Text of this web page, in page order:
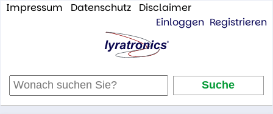
Impressum Datenschutz
Disclaimer
Einloggen Registrieren